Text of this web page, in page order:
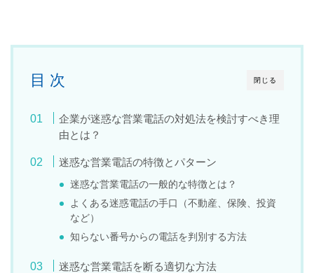
閉じる
目 次
企業が迷惑な営業電話の対処法を検討すべき理
由とは？
迷惑な営業電話の特徴とパターン
迷惑な営業電話の一般的な特徴とは？
よくある迷惑電話の手口（不動産、保険、投資
など）
知らない番号からの電話を判別する方法
迷惑な営業電話を断る適切な方法